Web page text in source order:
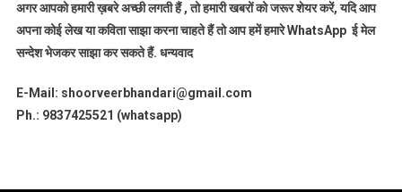
अगर आपको हमारी ख़बरे अच्छी लगती हैं , तो हमारी खबरों को जरूर शेयर करें, यदि आप
अपना कोई लेख या कविता साझा करना चाहते हैं तो आप हमें हमारे WhatsApp ई मेल
सन्देश भेजकर साझा कर सकते हैं. धन्यवाद
E-Mail: shoorveerbhandari@gmail.com
Ph.: 9837425521 (whatsapp)